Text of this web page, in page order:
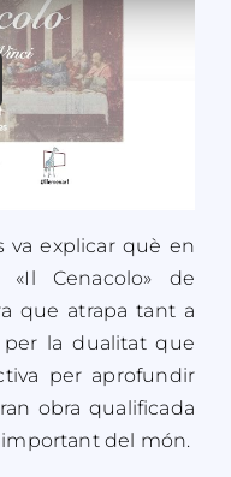
va explicar què en
Cenacolo» de
que atrapa tant a
per la dualitat que
per aprofundir
obra qualificada
del món.